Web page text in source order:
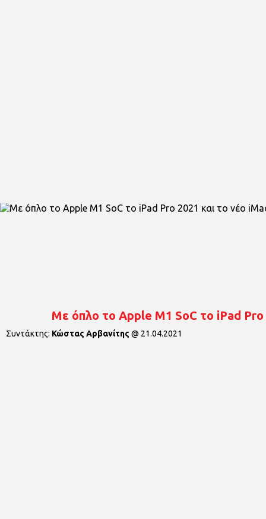
Με όπλο το Apple M1 SoC το iPad Pro
Συντάκτης: Κώστας Αρβανίτης @ 21.04.2021